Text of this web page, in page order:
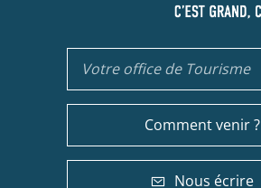
Votre office de Tourisme
Comment venir ?
Nous écrire